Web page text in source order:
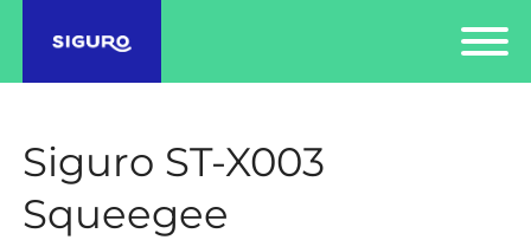
Siguro ST-X003
Squeegee